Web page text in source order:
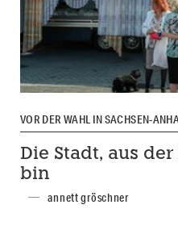
VOR DER WAHL IN SACHSEN-
Die Stadt, aus
bin
annett gröschner